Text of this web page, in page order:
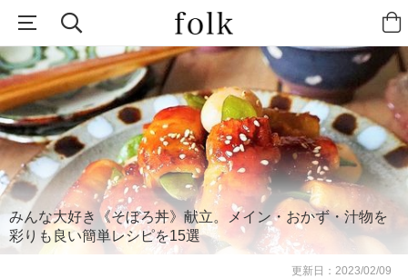
みんな大好き《そぼろ丼》献立。メイン・おかず・汁物を
彩りも良い簡単レシピを15選
更新日：2023/02/09